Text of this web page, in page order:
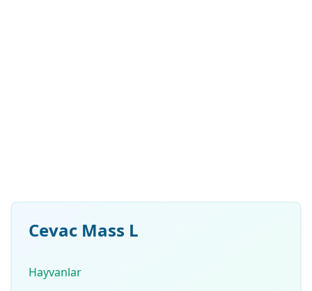
Cevac Mass L
Hayvanlar